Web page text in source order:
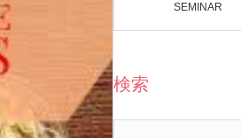
SEMINAR
検索